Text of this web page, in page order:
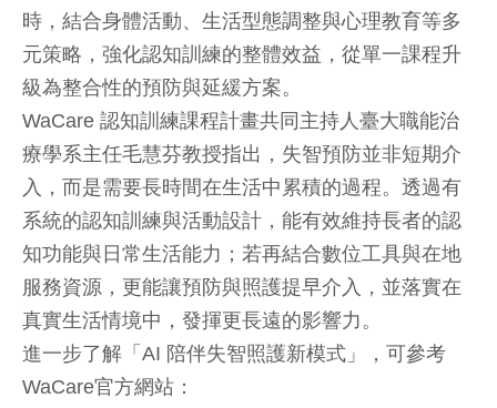
時，結合身體活動、生活型態調整與心理教育等多
元策略，強化認知訓練的整體效益，從單一課程升
級為整合性的預防與延緩方案。
WaCare 認知訓練課程計畫共同主持人臺大職能治
療學系主任毛慧芬教授指出，失智預防並非短期介
入，而是需要長時間在生活中累積的過程。透過有
系統的認知訓練與活動設計，能有效維持長者的認
知功能與日常生活能力；若再結合數位工具與在地
服務資源，更能讓預防與照護提早介入，並落實在
真實生活情境中，發揮更長遠的影響力。
進一步了解「AI 陪伴失智照護新模式」，可參考
WaCare官方網站：